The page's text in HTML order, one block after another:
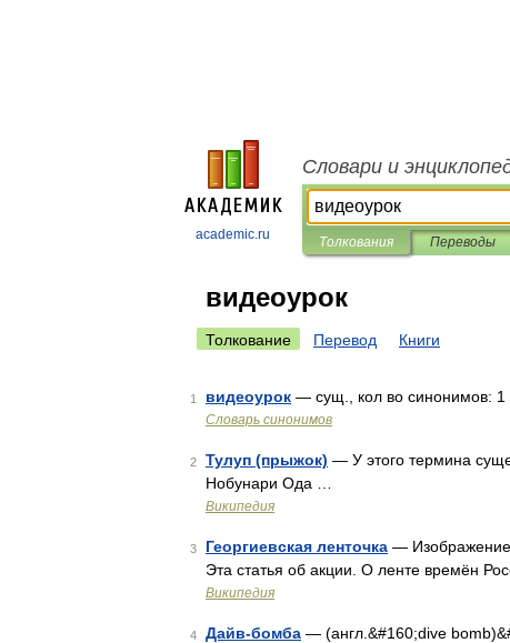
academic.ru
Словари и
Толкования Переводы
видеоурок
Толкование Перевод Книги
1 видеоурок — сущ., кол во синонимов: 1
Словарь синонимов
2 Тулуп (прыжок) — У этого термина
Нобунари Ода …
Википедия
3 Георгиевская ленточка — Изображение
Эта статья об акции. О ленте времён
Википедия
4 Дайв-бомба — (англ.&#160;dive